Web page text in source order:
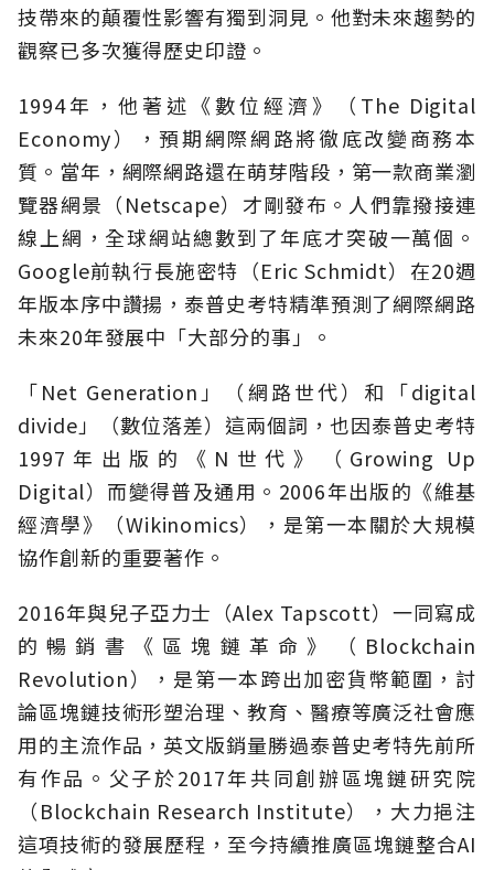
技帶來的顛覆性影響有獨到洞見。他對未來趨勢的
觀察已多次獲得歷史印證。
1994年，他著述《數位經濟》（The Digital
Economy），預期網際網路將徹底改變商務本
質。當年，網際網路還在萌芽階段，第一款商業瀏
覽器網景（Netscape）才剛發布。人們靠撥接連
線上網，全球網站總數到了年底才突破一萬個。
Google前執行長施密特（Eric Schmidt）在20週
年版本序中讚揚，泰普史考特精準預測了網際網路
未來20年發展中「大部分的事」。
「Net Generation」（網路世代）和「digital
divide」（數位落差）這兩個詞，也因泰普史考特
1997年出版的《N世代》（Growing Up
Digital）而變得普及通用。2006年出版的《維基
經濟學》（Wikinomics），是第一本關於大規模
協作創新的重要著作。
2016年與兒子亞力士（Alex Tapscott）一同寫成
的暢銷書《區塊鏈革命》（Blockchain
Revolution），是第一本跨出加密貨幣範圍，討
論區塊鏈技術形塑治理、教育、醫療等廣泛社會應
用的主流作品，英文版銷量勝過泰普史考特先前所
有作品。父子於2017年共同創辦區塊鏈研究院
（Blockchain Research Institute），大力挹注
這項技術的發展歷程，至今持續推廣區塊鏈整合AI